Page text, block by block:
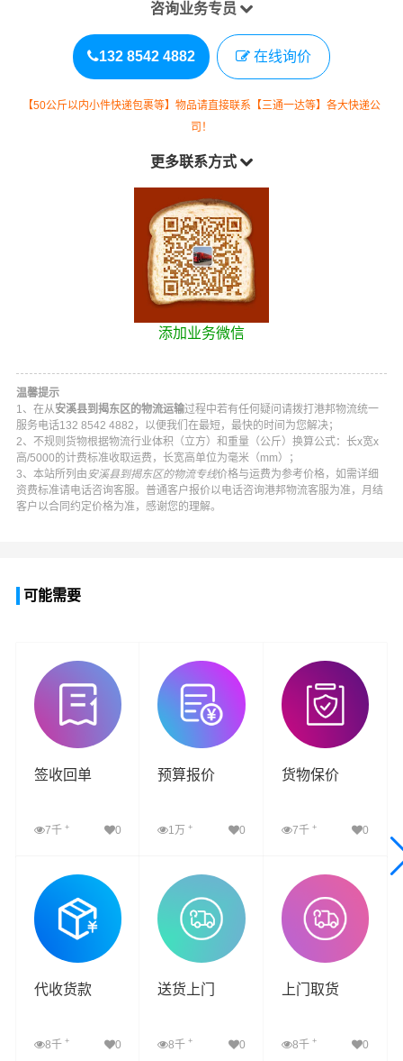
咨询业务专员
132 8542 4882 在线询价
【50公斤以内小件快递包裹等】物品请直接联系【三通一达等】各大快递公
司！
更多联系方式
添加业务微信
温馨提示
1、在从安溪县到揭东区的物流运输过程中若有任何疑问请拨打 港邦物流统一
服务电话132 8542 4882 ，以便我们在最短，最快的时间为您解决；
2、不规则货物根据物流行业体积（立方）和重量（公斤）换算公式：长x宽x
高/5000的计费标准收取运费，长宽高单位为毫米（mm）；
3、本站所列由 安溪县到揭东区的物流专线价格与运费为参考价格，如需详细
资费标准请电话咨询客服。普通客户报价以电话咨询港邦物流客服为准，月结
客户以合同约定价格为准，感谢您的理解。
可能需要
签收回单
7千 + 0
查看详细
预算报价
1万+ 0
查看详细
货物保价
7千 + 0
查看详细
代收货款
8千 + 0
送货上门
8千+ 0
上门取货
8千 + 0